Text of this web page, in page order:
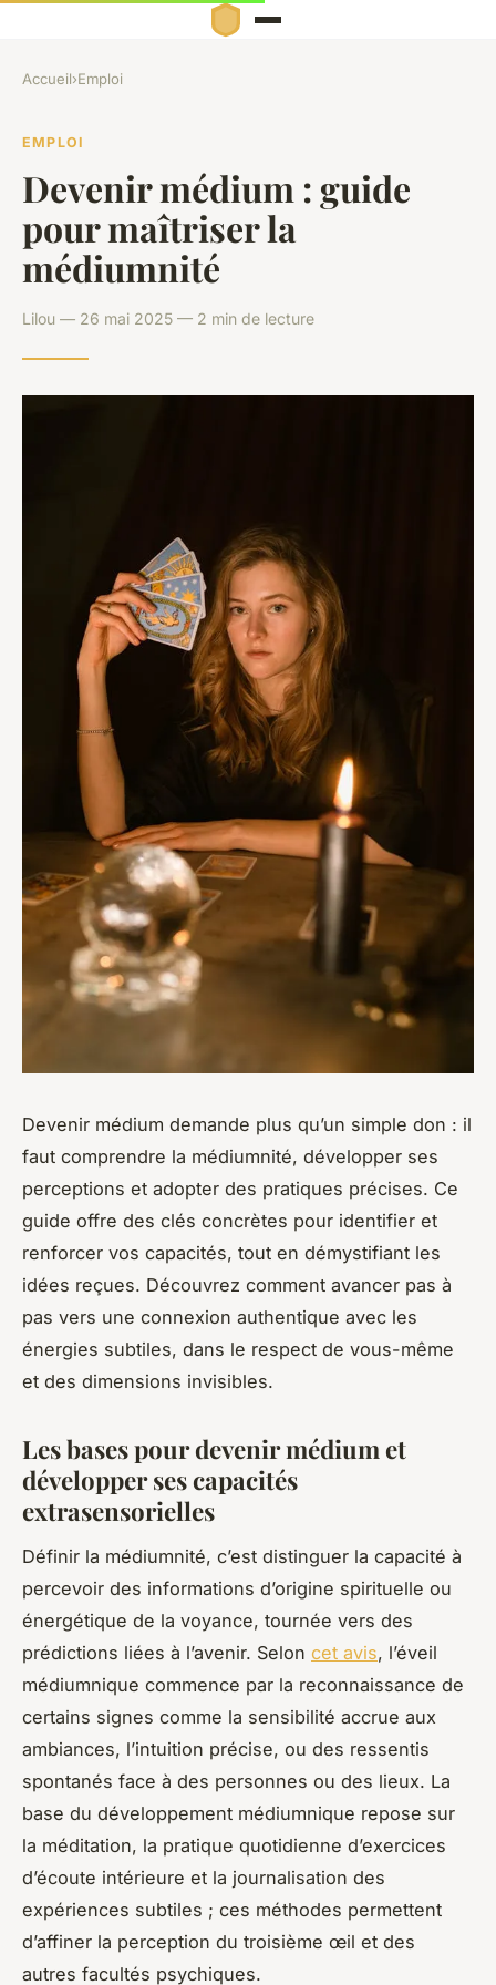
Accueil›Emploi
EMPLOI
Devenir médium : guide
pour maîtriser la
médiumnité
Lilou — 26 mai 2025 — 2 min de lecture
Devenir médium demande plus qu’un simple don : il
faut comprendre la médiumnité, développer ses
perceptions et adopter des pratiques précises. Ce
guide offre des clés concrètes pour identifier et
renforcer vos capacités, tout en démystifiant les
idées reçues. Découvrez comment avancer pas à
pas vers une connexion authentique avec les
énergies subtiles, dans le respect de vous-même
et des dimensions invisibles.
Les bases pour devenir médium et
développer ses capacités
extrasensorielles
Définir la médiumnité, c’est distinguer la capacité à
percevoir des informations d’origine spirituelle ou
énergétique de la voyance, tournée vers des
prédictions liées à l’avenir. Selon cet avis, l’éveil
médiumnique commence par la reconnaissance de
certains signes comme la sensibilité accrue aux
ambiances, l’intuition précise, ou des ressentis
spontanés face à des personnes ou des lieux. La
base du développement médiumnique repose sur
la méditation, la pratique quotidienne d’exercices
d’écoute intérieure et la journalisation des
expériences subtiles ; ces méthodes permettent
d’affiner la perception du troisième œil et des
autres facultés psychiques.